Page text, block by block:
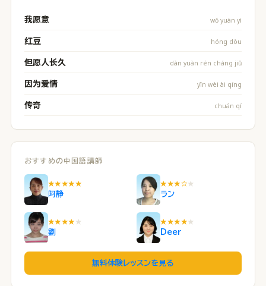
我愿意 wǒ yuàn yì
红豆 hóng dòu
但愿人长久 dàn yuàn rén cháng jiǔ
因为爱情 yīn wèi ài qíng
传奇 chuán qí
おすすめの中国語講師
★★★★★
阿静
★★★☆ ★
ラン
★★★★ ★
劉
★★★★ ★
Deer
無料体験レッスンを見る